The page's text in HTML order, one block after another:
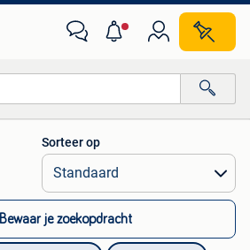
Alle afstanden…
Sorteer op
Bewaar je zoekopdracht